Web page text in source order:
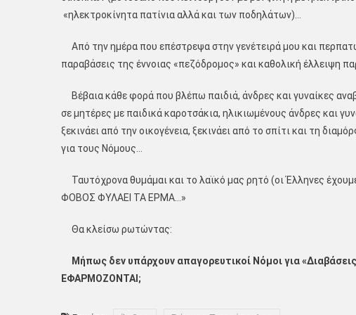
«ηλεκτροκίνητα πατίνια αλλά και των ποδηλάτων)…
Από την ημέρα που επέστρεψα στην γενέτειρά μου και
παραβάσεις της έννοιας «πεζόδρομος» και καθολική έλλειψη
Βέβαια κάθε φορά που βλέπω παιδιά, άνδρες και γυναίκες
σε μητέρες με παιδικά καροτσάκια, ηλικιωμένους άνδρες και
ξεκινάει από την οικογένεια, ξεκινάει από το σπίτι και τη
για τους Νόμους…
Ταυτόχρονα θυμάμαι και το λαϊκό μας ρητό (οι Έλληνες
ΦΟΒΟΣ ΦΥΛΑΕΙ ΤΑ ΕΡΜΑ…»
Θα κλείσω ρωτώντας:
Μήπως δεν υπάρχουν απαγορευτικοί Νόμοι για
ΕΦΑΡΜΟΖΟΝΤΑΙ;